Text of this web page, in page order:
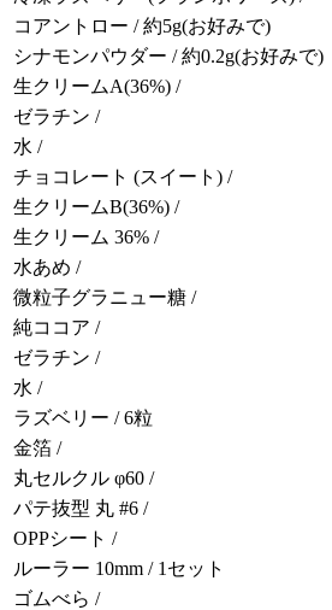
コアントロー / 約5g(お好みで)
シナモンパウダー / 約0.2g(お好みで)
生クリームA(36%) /
ゼラチン /
水 /
チョコレート (スイート) /
生クリームB(36%) /
生クリーム 36% /
水あめ /
微粒子グラニュー糖 /
純ココア /
ゼラチン /
水 /
ラズベリー / 6粒
金箔 /
丸セルクル φ60 /
パテ抜型 丸 #6 /
OPPシート /
ルーラー 10mm / 1セット
ゴムべら /